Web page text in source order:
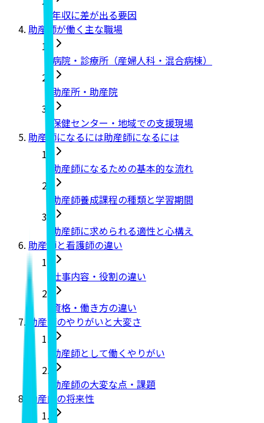
年収に差が出る要因
助産師が働く主な職場
病院・診療所（産婦人科・混合病棟）
助産所・助産院
保健センター・地域での支援現場
助産師になるには助産師になるには
助産師になるための基本的な流れ
助産師養成課程の種類と学習期間
助産師に求められる適性と心構え
助産師と看護師の違い
仕事内容・役割の違い
資格・働き方の違い
助産師のやりがいと大変さ
助産師として働くやりがい
助産師の大変な点・課題
助産師の将来性